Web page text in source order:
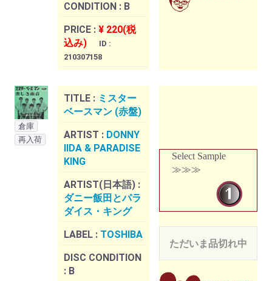
CONDITION : B
PRICE : ¥ 220(税
込み)
ID :
210307158
倉庫
再入荷
TITLE : ミスター
ベースマン (赤盤)
ARTIST : DONNY
IIDA & PARADISE
KING
ARTIST(日本語) :
ダニー飯田とパラ
ダイス・キング
LABEL : TOSHIBA
DISC CONDITION
: B
Select Sample
≫≫≫
ただいま品切れ中